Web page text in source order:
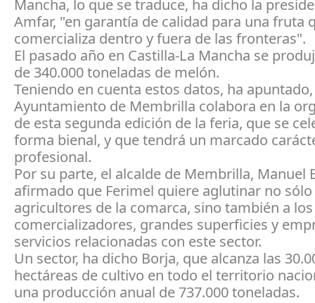
Mancha, lo que se traduce, ha dicho la
Amfar, "en garantía de calidad para una fruta
comercializa dentro y fuera de las fronteras".
El pasado año en Castilla-La Mancha se
de 340.000 toneladas de melón.
Teniendo en cuenta estos datos, ha
Ayuntamiento de Membrilla colabora en la
de esta segunda edición de la feria, que se
forma bienal, y que tendrá un marcado
profesional.
Por su parte, el alcalde de Membrilla, Manuel
afirmado que Ferimel quiere aglutinar no sólo
agricultores de la comarca, sino también a los
comercializadores, grandes superficies y
servicios relacionadas con este sector.
Un sector, ha dicho Borja, que alcanza las
hectáreas de cultivo en todo el territorio
una producción anual de 737.000 toneladas.